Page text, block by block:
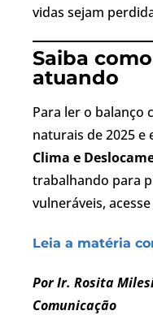
vidas sejam
Saiba
atuando
Para ler o balanço
naturais de 2025
Clima e
trabalhando para
vulneráveis,
Leia a matéria
Por Ir. Rosita
Comunicação